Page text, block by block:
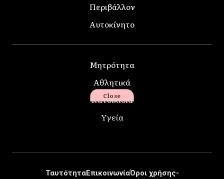
Περιβάλλον
Αυτοκίνητο
Μητρότητα
Αθλητικά
Κατοικίδια
Υγεία
ΤαυτότηταΕπικοινωνίαΌροι χρήσης-
Close